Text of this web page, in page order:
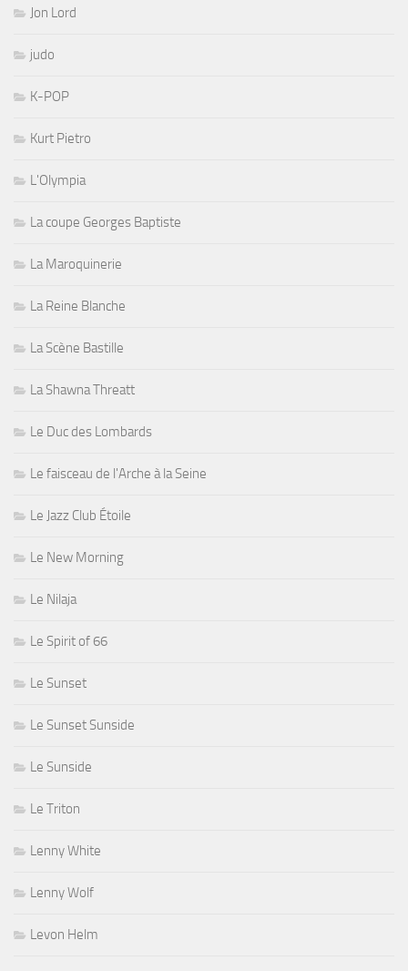
Jon Lord
judo
K-POP
Kurt Pietro
L'Olympia
La coupe Georges Baptiste
La Maroquinerie
La Reine Blanche
La Scène Bastille
La Shawna Threatt
Le Duc des Lombards
Le faisceau de l'Arche à la Seine
Le Jazz Club Étoile
Le New Morning
Le Nilaja
Le Spirit of 66
Le Sunset
Le Sunset Sunside
Le Sunside
Le Triton
Lenny White
Lenny Wolf
Levon Helm